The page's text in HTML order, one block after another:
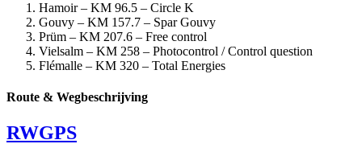
Hamoir – KM 96.5 – Circle K
Gouvy – KM 157.7 – Spar Gouvy
Prüm – KM 207.6 – Free control
Vielsalm – KM 258 – Photocontrol / Control question
Flémalle – KM 320 – Total Energies
Route & Wegbeschrijving
RWGPS